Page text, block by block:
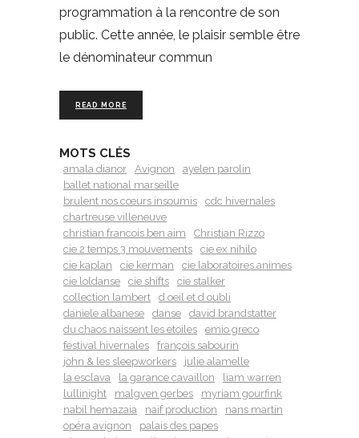
programmation à la rencontre de son
public. Cette année, le plaisir semble être
le dénominateur commun
READ MORE
MOTS CLÉS
amala dianor Avignon
ayelen parolin
ballet national marseille
brulent nos cœurs insoumis
cdc hivernales
chartreuse villeneuve
christian francois ben aim
Christian Rizzo
cie 2 temps 3 mouvements
cie ex nihilo
cie kaplan
cie kerman
cie laboratoires animes
cie loldanse
cie shifts
cie stalker
collection lambert
d oeil et d oubli
daniele albanese
danse
david brandstatter
du chaos naissent les etoiles
emio greco
festival hivernales
françois sabourin
john & les sleepworkers
julie alamelle
la esclava
la garance cavaillon
liam warren
lullinight
malgven gerbes
myriam gourfink
nabil hemazaia
naif production
nans martin
opéra avignon
palais des papes